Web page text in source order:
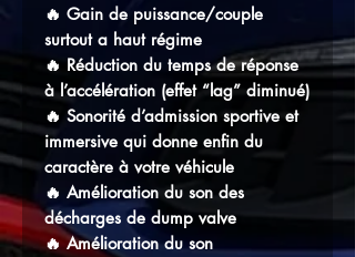
🔥 Gain de puissance/couple
surtout a haut régime
🔥 Réduction du temps de réponse
à l’accélération (effet “lag” diminué)
🔥 Sonorité d’admission sportive et
immersive qui donne enfin du
caractère à votre véhicule
🔥 Amélioration du son des
décharges de dump valve
🔥 Amélioration du son